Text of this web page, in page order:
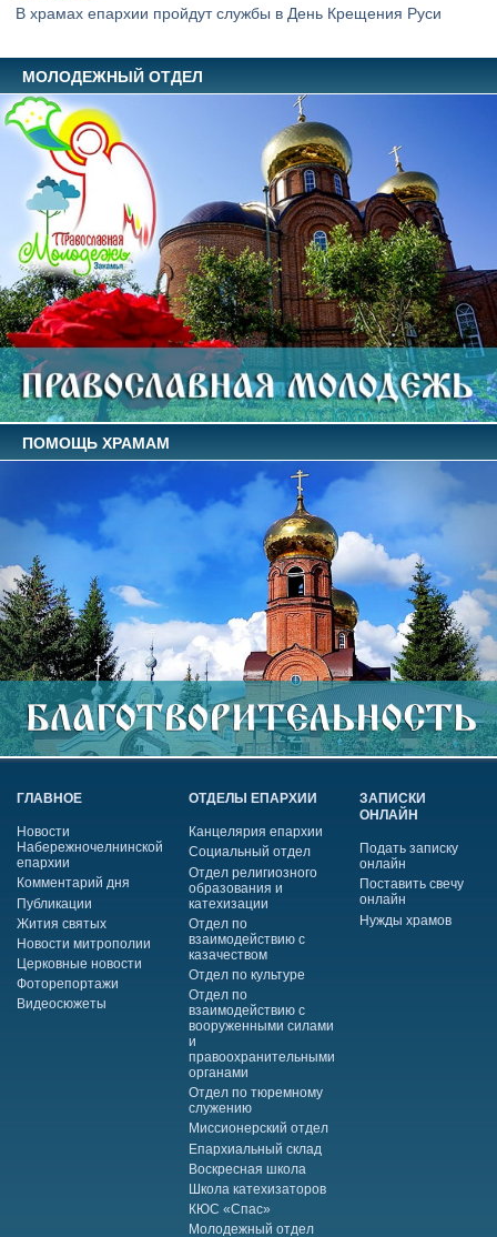
В храмах епархии пройдут службы в День Крещения Руси
МОЛОДЕЖНЫЙ ОТДЕЛ
ПОМОЩЬ ХРАМАМ
ГЛАВНОЕ
Новости
Набережночелнинской
епархии
Комментарий дня
Публикации
Жития святых
Новости митрополии
Церковные новости
Фоторепортажи
Видеосюжеты
ОТДЕЛЫ ЕПАРХИИ
Канцелярия епархии
Социальный отдел
Отдел религиозного
образования и
катехизации
Отдел по
взаимодействию с
казачеством
Отдел по культуре
Отдел по
взаимодействию с
вооруженными силами
и
правоохранительными
органами
Отдел по тюремному
служению
Миссионерский отдел
Епархиальный склад
Воскресная школа
Школа катехизаторов
КЮС «Спас»
Молодежный отдел
ЗАПИСКИ
ОНЛАЙН
Подать записку
онлайн
Поставить свечу
онлайн
Нужды храмов